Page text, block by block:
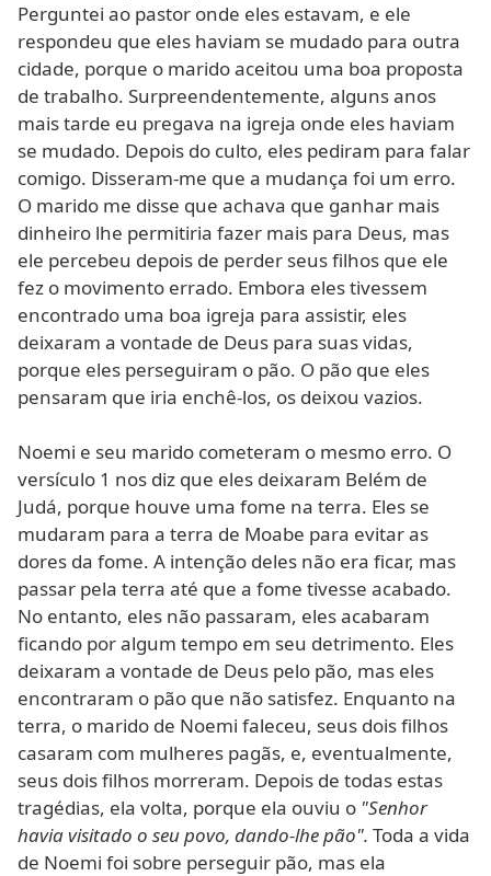
Perguntei ao pastor onde eles estavam, e ele
respondeu que eles haviam se mudado para outra
cidade, porque o marido aceitou uma boa proposta
de trabalho. Surpreendentemente, alguns anos
mais tarde eu pregava na igreja onde eles haviam
se mudado. Depois do culto, eles pediram para falar
comigo. Disseram-me que a mudança foi um erro.
O marido me disse que achava que ganhar mais
dinheiro lhe permitiria fazer mais para Deus, mas
ele percebeu depois de perder seus filhos que ele
fez o movimento errado. Embora eles tivessem
encontrado uma boa igreja para assistir, eles
deixaram a vontade de Deus para suas vidas,
porque eles perseguiram o pão. O pão que eles
pensaram que iria enchê-los, os deixou vazios.
Noemi e seu marido cometeram o mesmo erro. O
versículo 1 nos diz que eles deixaram Belém de
Judá, porque houve uma fome na terra. Eles se
mudaram para a terra de Moabe para evitar as
dores da fome. A intenção deles não era ficar, mas
passar pela terra até que a fome tivesse acabado.
No entanto, eles não passaram, eles acabaram
ficando por algum tempo em seu detrimento. Eles
deixaram a vontade de Deus pelo pão, mas eles
encontraram o pão que não satisfez. Enquanto na
terra, o marido de Noemi faleceu, seus dois filhos
casaram com mulheres pagãs, e, eventualmente,
seus dois filhos morreram. Depois de todas estas
tragédias, ela volta, porque ela ouviu o "Senhor
havia visitado o seu povo, dando-lhe pão". Toda a vida
de Noemi foi sobre perseguir pão, mas ela